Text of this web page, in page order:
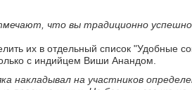
что вы традиционно
их в отдельный список "Удобные
с индийцем Виши Анандом.
накладывал на участников